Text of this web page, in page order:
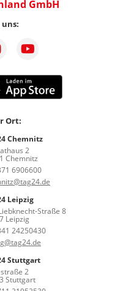
GmbH
Ort:
Chemnitz
2
Chemnitz
6906600
Leipzig
Straße 8
Leipzig
24250430
Stuttgart
2
Stuttgart